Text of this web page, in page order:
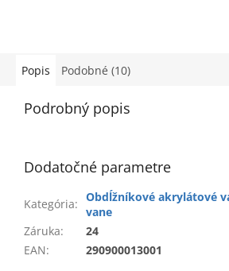
Popis Podobné (10)
Podrobný popis
Dodatočné parametre
Kategória: Obdĺžníkové akrylátové
vane
Záruka:
24
EAN: 290900013001